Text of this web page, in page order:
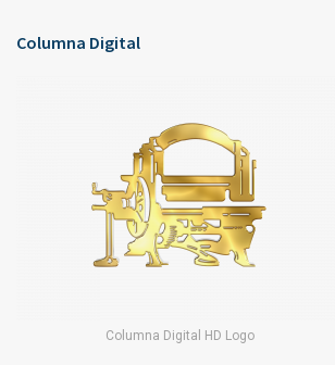
Columna Digital
Columna Digital HD Logo